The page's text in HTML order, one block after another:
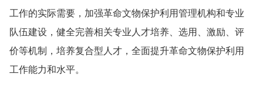
工作的实际需要，加强革命文物保护利用管理机构和专业
队伍建设，健全完善相关专业人才培养、选用、激励、评
价等机制，培养复合型人才，全面提升革命文物保护利用
工作能力和水平。